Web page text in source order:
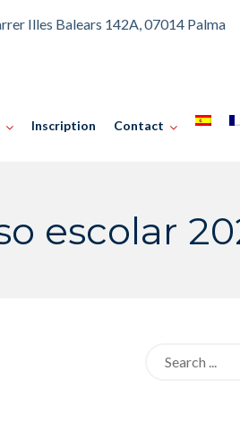
Illes Balears 142A, 07014 Palma
Inscription Contact
escolar